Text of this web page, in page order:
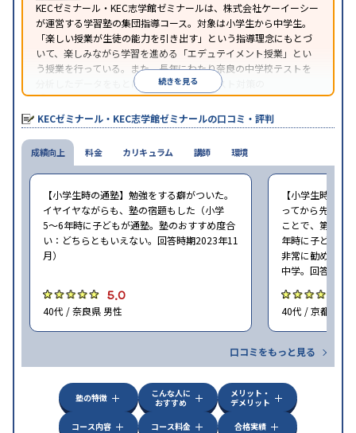
KECゼミナール・KEC志学館ゼミナールは、株式会社ケーイーシー
が運営する学習塾の集団指導コース。対象は小学生から中学生。
「楽しい授業が生徒の能力を引き出す」という指導理念にもとづ
いて、楽しみながら学習を進める「エデュテイメント授業」とい
う授業を行っている。また、長年にわたり奈良の中学校テストを
分析したデータをもとに、学校別の定期テスト対策の
『KECCADAS』という授業を行っている。
続きを見る
KECゼミナール・KEC志学館ゼミナールの口コミ・評判
成績向上
【小学生時の通塾】勉強をする癖がついた。
イヤイヤながらも、塾の宿題もした（小学
5〜6年時に子どもが通塾。塾のおすすめ度合
い：どちらともいえない。回答時期2023年11
月）
5.0
40代 / 奈良県 男性
【小学生時の通
ってから先生に
ことで、第一志
年時に子どもが
非常に勧めたい
中学。回答時期
40代 / 京都府 男
口コミをもっと見る
料金 カリキュラム 講師 環境
塾の特徴
こんな人に
おすすめ
メリット・
デメリット
コース内容
コース料金 合格実績